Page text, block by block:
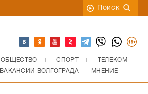
Поиск
ОБЩЕСТВО СПОРТ
ТЕЛЕКОМ
ВАКАНСИИ ВОЛГОГРАДА МНЕНИЕ